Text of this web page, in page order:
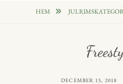
HEM
PUBLICERAT
DECEMBER 13, 2018